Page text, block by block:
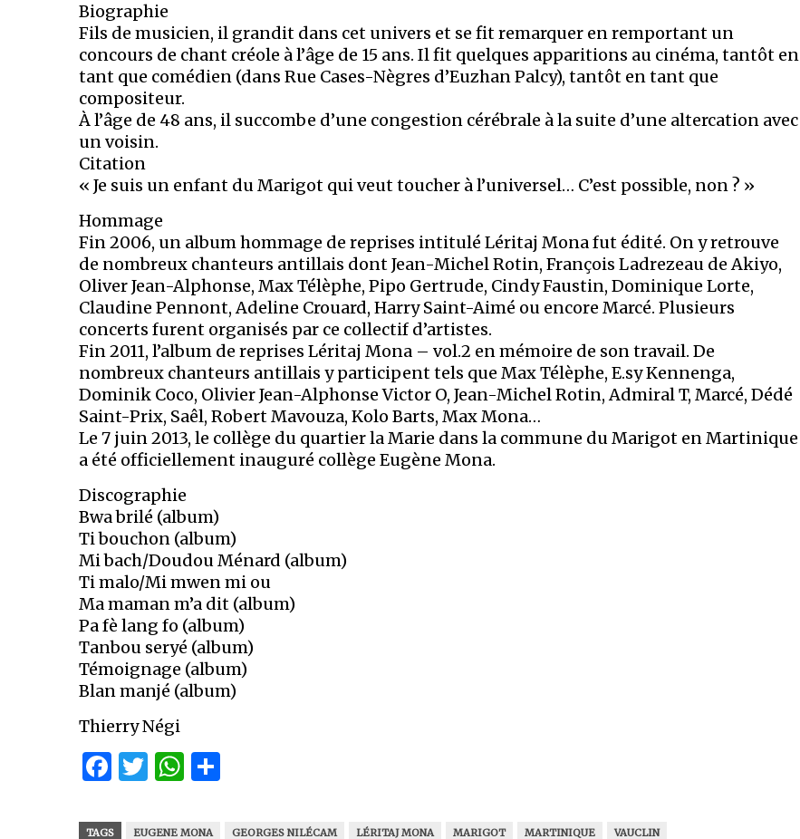
Biographie
Fils de musicien, il grandit dans cet univers et se fit remarquer en remportant un
concours de chant créole à l’âge de 15 ans. Il fit quelques apparitions au cinéma, tantôt en
tant que comédien (dans Rue Cases-Nègres d’Euzhan Palcy), tantôt en tant que
compositeur.
À l’âge de 48 ans, il succombe d’une congestion cérébrale à la suite d’une altercation avec
un voisin.
Citation
« Je suis un enfant du Marigot qui veut toucher à l’universel… C’est possible, non ? »
Hommage
Fin 2006, un album hommage de reprises intitulé Léritaj Mona fut édité. On y retrouve
de nombreux chanteurs antillais dont Jean-Michel Rotin, François Ladrezeau de Akiyo,
Oliver Jean-Alphonse, Max Télèphe, Pipo Gertrude, Cindy Faustin, Dominique Lorte,
Claudine Pennont, Adeline Crouard, Harry Saint-Aimé ou encore Marcé. Plusieurs
concerts furent organisés par ce collectif d’artistes.
Fin 2011, l’album de reprises Léritaj Mona – vol.2 en mémoire de son travail. De
nombreux chanteurs antillais y participent tels que Max Télèphe, E.sy Kennenga,
Dominik Coco, Olivier Jean-Alphonse Victor O, Jean-Michel Rotin, Admiral T, Marcé, Dédé
Saint-Prix, Saêl, Robert Mavouza, Kolo Barts, Max Mona…
Le 7 juin 2013, le collège du quartier la Marie dans la commune du Marigot en Martinique
a été officiellement inauguré collège Eugène Mona.
Discographie
Bwa brilé (album)
Ti bouchon (album)
Mi bach/Doudou Ménard (album)
Ti malo/Mi mwen mi ou
Ma maman m’a dit (album)
Pa fè lang fo (album)
Tanbou seryé (album)
Témoignage (album)
Blan manjé (album)
Thierry Négi
Facebook
Twitter
WhatsApp
TAGS EUGENE MONA GEORGES NILÉCAM LÉRITAJ MONA MARIGOT MARTINIQUE VAUCLIN